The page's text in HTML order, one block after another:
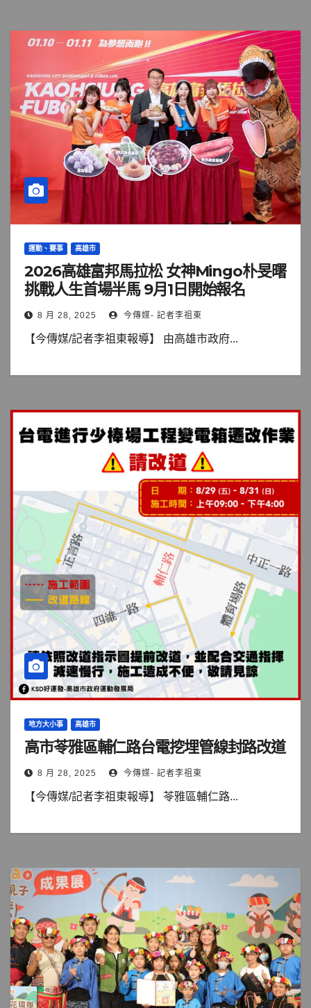
運動、賽事 高雄市
2026高雄富邦馬拉松 女神Mingo朴旻曙
挑戰人生首場半馬 9月1日開始報名
8 月 28, 2025 今傳媒- 記者李祖東
【今傳媒/記者李祖東報導】 由高雄市政府...
地方大小事 高雄市
高市苓雅區輔仁路台電挖埋管線封路改道
8 月 28, 2025 今傳媒- 記者李祖東
【今傳媒/記者李祖東報導】 苓雅區輔仁路...